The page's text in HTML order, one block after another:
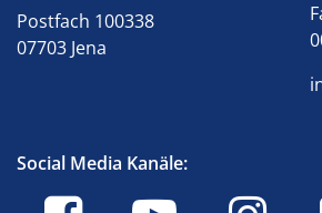
Postfach 100338
07703 Jena
Social Media Kanäle: